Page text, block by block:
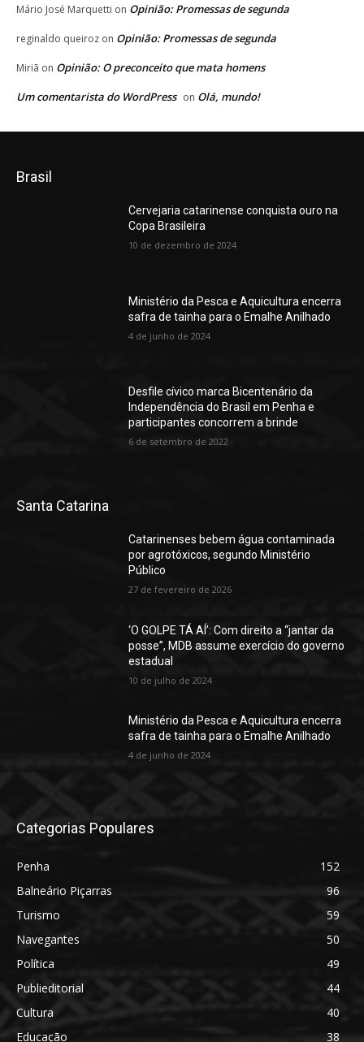
Mário José Marquetti on Opinião: Promessas de segunda
reginaldo queiroz on Opinião: Promessas de segunda
Miriã on Opinião: O preconceito que mata homens
Um comentarista do WordPress on Olá, mundo!
Brasil
Cervejaria catarinense conquista ouro na
Copa Brasileira
10 de dezembro de 2024
Ministério da Pesca e Aquicultura encerra
safra de tainha para o Emalhe Anilhado
4 de junho de 2024
Desfile cívico marca Bicentenário da
Independência do Brasil em Penha e
participantes concorrem a brinde
6 de setembro de 2022
Santa Catarina
Catarinenses bebem água contaminada
por agrotóxicos, segundo Ministério
Público
27 de fevereiro de 2026
‘O GOLPE TÁ AÍ’: Com direito a “jantar da
posse”, MDB assume exercício do governo
estadual
10 de julho de 2024
Ministério da Pesca e Aquicultura encerra
safra de tainha para o Emalhe Anilhado
4 de junho de 2024
Categorias Populares
Penha
152
Balneário Piçarras
96
Turismo
59
Navegantes
50
Política
49
Publieditorial
44
Cultura
40
Educação
38